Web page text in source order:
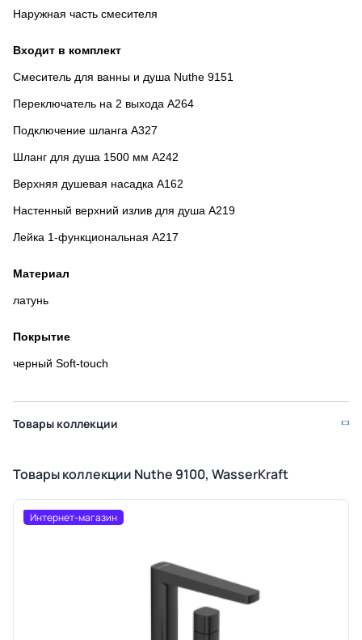
Наружная часть смесителя
Входит в комплект
Смеситель для ванны и душа Nuthe 9151
Переключатель на 2 выхода А264
Подключение шланга A327
Шланг для душа 1500 мм A242
Верхняя душевая насадка A162
Настенный верхний излив для душа A219
Лейка 1-функциональная A217
Материал
латунь
Покрытие
черный Soft-touch
Товары коллекции
Товары коллекции Nuthe 9100, WasserKraft
Интернет-магазин